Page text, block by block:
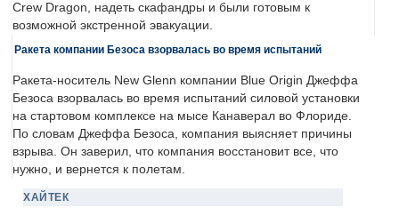
Crew Dragon, надеть скафандры и были готовым к
возможной экстренной эвакуации.
Ракета компании Безоса взорвалась во время испытаний
Ракета-носитель New Glenn компании Blue Origin Джеффа
Безоса взорвалась во время испытаний силовой установки
на стартовом комплексе на мысе Канаверал во Флориде.
По словам Джеффа Безоса, компания выясняет причины
взрыва. Он заверил, что компания восстановит все, что
нужно, и вернется к полетам.
ХАЙТЕК